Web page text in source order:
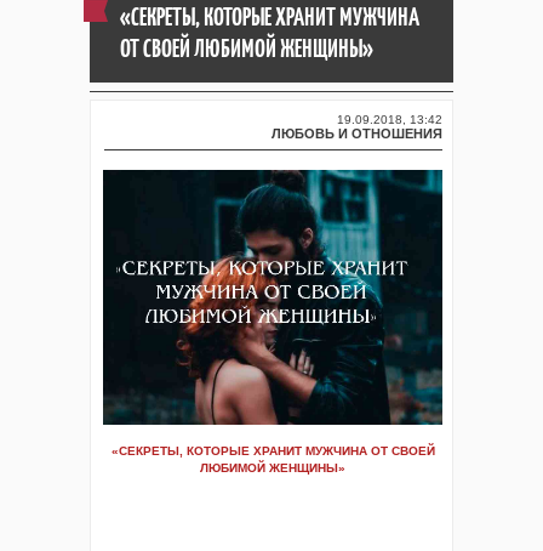
«СЕКРЕТЫ, КОТОРЫЕ ХРАНИТ МУЖЧИНА
ОТ СВОЕЙ ЛЮБИМОЙ ЖЕНЩИНЫ»
19.09.2018, 13:42
ЛЮБОВЬ И ОТНОШЕНИЯ
«СЕКРЕТЫ, КОТОРЫЕ ХРАНИТ МУЖЧИНА ОТ СВОЕЙ
ЛЮБИМОЙ ЖЕНЩИНЫ»